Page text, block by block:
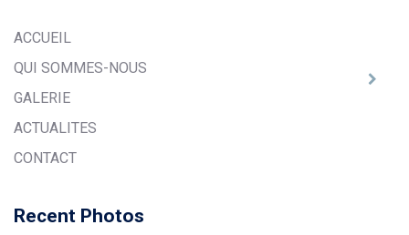
ACCUEIL
QUI SOMMES-NOUS
GALERIE
ACTUALITES
CONTACT
Recent Photos